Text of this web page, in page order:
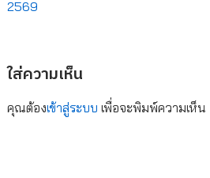
2569
ใส่ความเห็น
คุณต้องเข้าสู่ระบบ เพื่อจะพิมพ์ความเห็น